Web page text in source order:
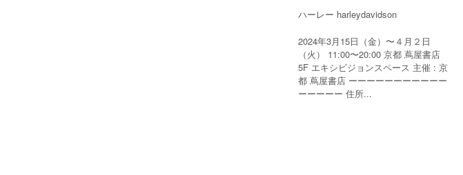
ハーレー harleydavidson
2024年3月15日（金）〜４月２日
（火） 11:00〜20:00 京都 蔦屋書店
5F エキシビジョンスペース 主催 : 京
都 蔦屋書店 ーーーーーーーーーーー
ーーーーー 住所...